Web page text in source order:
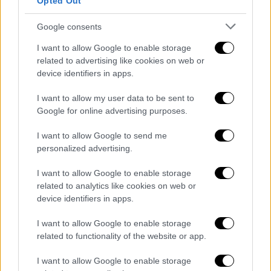
Google consents
I want to allow Google to enable storage
related to advertising like cookies on web or
device identifiers in apps.
I want to allow my user data to be sent to
Google for online advertising purposes.
I want to allow Google to send me
personalized advertising.
I want to allow Google to enable storage
related to analytics like cookies on web or
device identifiers in apps.
I want to allow Google to enable storage
related to functionality of the website or app.
I want to allow Google to enable storage
Άμμοςείναι η πρώτη παραλία που
με μεγάλο πλεονέκτημα πως είναι καλυμμένη
από τα μελτέμια των Κυκλάδων. Ο
Φανός
είναι μια αμμουδερή παραλία που διαθέτει
και εστιατόριο για φαγητό και ποτό, ενώ η
Ιταλίδαείναιη πιο τροπική παραλία των
Κυκλάδων , με κύριο χαρακτηριστικό τα νερά
που είναι κυριολεκτικά διάφανα.
Πισίναπήρε το όνομα της για προφανείς
λόγους, μιας και είναι ένα άνοιγμα των
βράχων που θυμίζει πισίνα. Τέλος, το
είναι η πιο διάσημη και για πολλούς η πιο
όμορφη παραλία που έχουν συναντήσει στην
Ελλάδα, με χρυσή αμμουδιά και καταπράσινα